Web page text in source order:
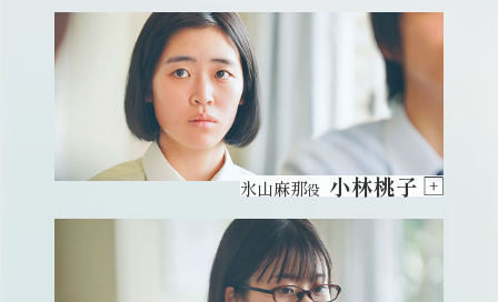
氷山麻那役 小林桃子